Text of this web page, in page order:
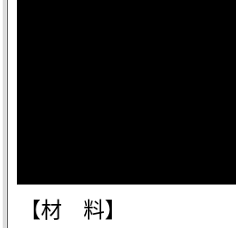
【材 料】